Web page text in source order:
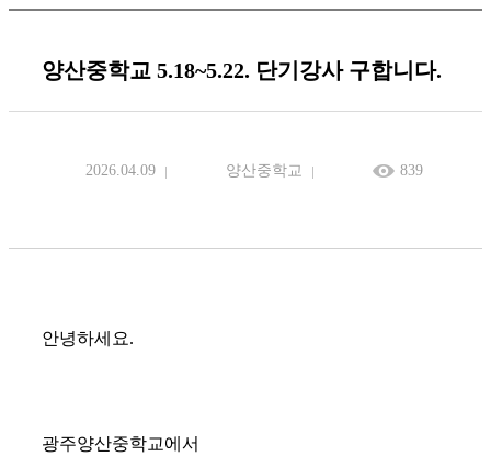
양산중학교 5.18~5.22. 단기강사 구합니다.
2026.04.09 양산중학교 839
안녕하세요.
광주양산중학교에서